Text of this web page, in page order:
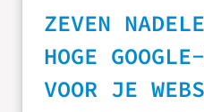
ZEVEN
HOGE
VOOR JE